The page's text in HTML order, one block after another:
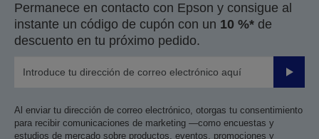
Permanece en contacto con Epson y consigue al
instante un código de cupón con un 10 %* de
descuento en tu próximo pedido.
Enviar
Al enviar tu dirección de correo electrónico, otorgas tu consentimiento
para recibir comunicaciones de marketing —como encuestas y
estudios de mercado sobre productos, eventos, promociones y